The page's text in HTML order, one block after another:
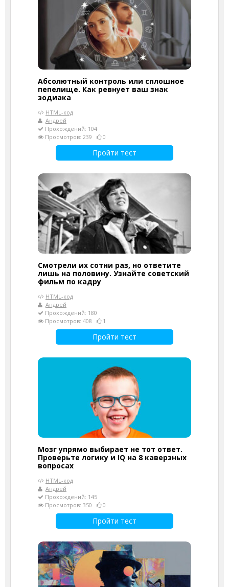
Абсолютный контроль или сплошное
пепелище. Как ревнует ваш знак
зодиака
HTML-код
Андрей
Прохождений: 104
Просмотров: 239
0
Пройти тест
Смотрели их сотни раз, но ответите
лишь на половину. Узнайте советский
фильм по кадру
HTML-код
Андрей
Прохождений: 180
Просмотров: 408
1
Пройти тест
Мозг упрямо выбирает не тот ответ.
Проверьте логику и IQ на 8 каверзных
вопросах
HTML-код
Андрей
Прохождений: 145
Просмотров: 350
0
Пройти тест